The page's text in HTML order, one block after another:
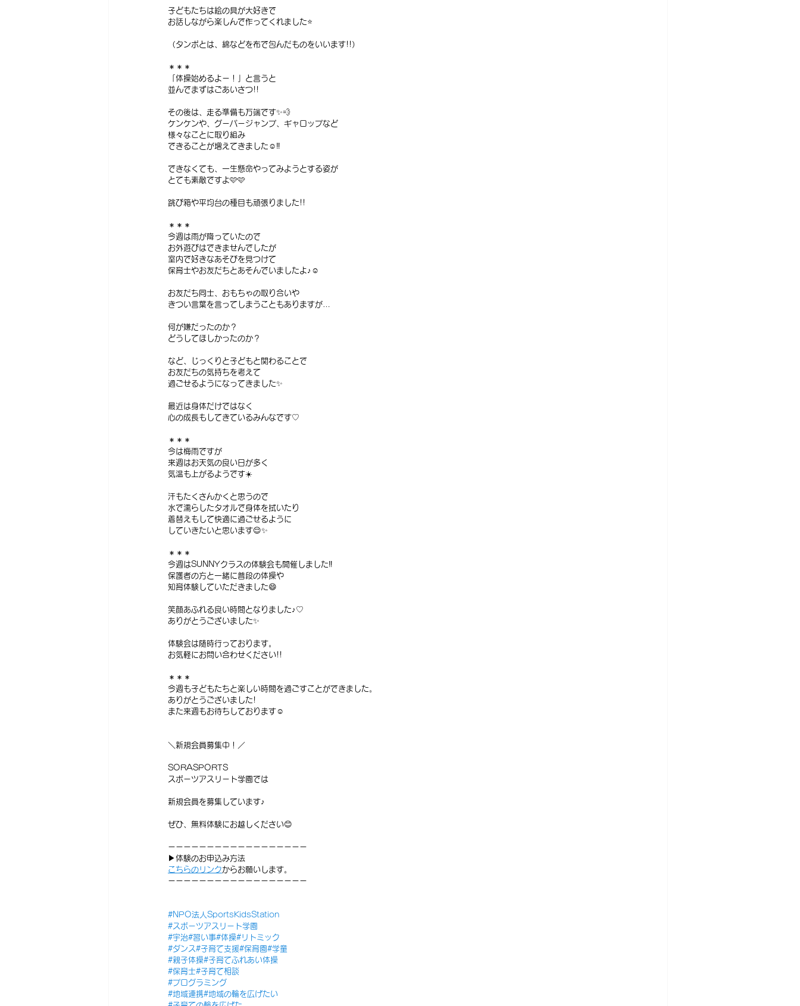
子どもたちは絵の具が大好きで
お話しながら楽しんで作ってくれました⭐️
（タンポとは、綿などを布で包んだものをいいます!!）
＊＊＊
「体操始めるよー！」と言うと
並んでまずはごあいさつ!!
その後は、走る準備も万端です✨💨
ケンケンや、グーパージャンプ、ギャロップなど
様々なことに取り組み
できることが増えてきました☺️‼️
できなくても、一生懸命やってみようとする姿が
とても素敵ですよ🩷🩷
跳び箱や平均台の種目も頑張りました!!
＊＊＊
今週は雨が降っていたので
お外遊びはできませんでしたが
室内で好きなあそびを見つけて
保育士やお友だちとあそんでいましたよ♪☺️
お友だち同士、おもちゃの取り合いや
きつい言葉を言ってしまうこともありますが…
何が嫌だったのか？
どうしてほしかったのか？
など、じっくりと子どもと関わることで
お友だちの気持ちを考えて
過ごせるようになってきました✨
最近は身体だけではなく
心の成長もしてきているみんなです♡
＊＊＊
今は梅雨ですが
来週はお天気の良い日が多く
気温も上がるようです☀️
汗もたくさんかくと思うので
水で濡らしたタオルで身体を拭いたり
着替えもして快適に過ごせるように
していきたいと思います😌✨
＊＊＊
今週はSUNNYクラスの体験会も開催しました‼️
保護者の方と一緒に普段の体操や
知育体験していただきました😄
笑顔あふれる良い時間となりました♪♡
ありがとうございました✨
体験会は随時行っております。
お気軽にお問い合わせください!!
＊＊＊
今週も子どもたちと楽しい時間を過ごすことができました。
ありがとうございました!
また来週もお待ちしております☺️
＼新規会員募集中！／
SORASPORTS
スポーツアスリート学園では
新規会員を募集しています♪
ぜひ、無料体験にお越しください😊
ーーーーーーーーーーーーーーーーーー
▶体験のお申込み方法
⁡こちらのリンクからお願いします。
ーーーーーーーーーーーーーーーーーー
#NPO法人SportsKidsStation
#スポーツアスリート学園
#宇治#習い事#体操#リトミック
#ダンス#子育て支援#保育園#学童
#親子体操#子育てふれあい体操
#保育士#子育て相談
#プログラミング
#地域連携#地域の輪を広げたい